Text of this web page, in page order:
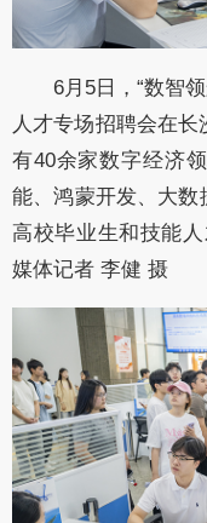
6月5日，“数智
人才专场招聘会在
有40余家数字经济
能、鸿蒙开发、大数
高校毕业生和技能
媒体记者 李健 摄